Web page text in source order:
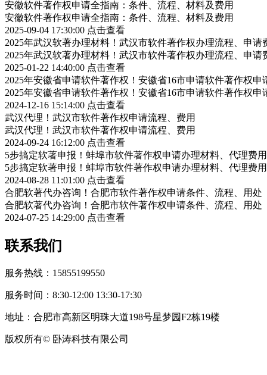
安徽软件著作权申请全指南：条件、流程、材料及费用
安徽软件著作权申请全指南：条件、流程、材料及费用
2025-09-04 17:30:00 点击查看
2025年武汉软著办理材料！武汉市软件著作权办理流程、申请
2025年武汉软著办理材料！武汉市软件著作权办理流程、申请
2025-01-22 14:40:00 点击查看
2025年安徽省申请软件著作权！安徽省16市申请软件著作权申
2025年安徽省申请软件著作权！安徽省16市申请软件著作权申
2024-12-16 15:14:00 点击查看
武汉代理！武汉市软件著作权申请流程、费用
武汉代理！武汉市软件著作权申请流程、费用
2024-09-24 16:12:00 点击查看
5步搞定软著申报！蚌埠市软件著作权申请办理材料、代理费用
5步搞定软著申报！蚌埠市软件著作权申请办理材料、代理费用
2024-08-28 11:01:00 点击查看
合肥软著代办咨询！合肥市软件著作权申请条件、流程、用处
合肥软著代办咨询！合肥市软件著作权申请条件、流程、用处
2024-07-25 14:29:00 点击查看
联系我们
服务热线：15855199550
服务时间：8:30-12:00 13:30-17:30
地址：合肥市高新区明珠大道198号星梦园F2栋19楼
版权所有© 卧涛科技有限公司